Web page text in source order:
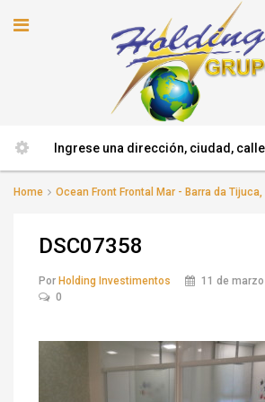
Home Ocean Front Frontal Mar - Barra da Tijuca,
DSC07358
Por Holding Investimentos
11 de
0